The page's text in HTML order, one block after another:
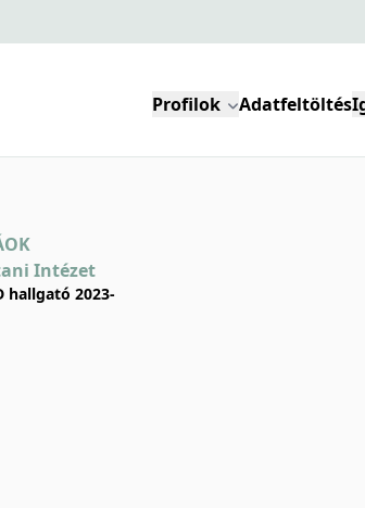
Profilok Adatfeltöltés
Intézet
hallgató 2023-